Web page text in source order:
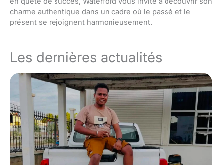
charme authentique dans un cadre où le passé et le
présent se rejoignent harmonieusement.
Les dernières actualités